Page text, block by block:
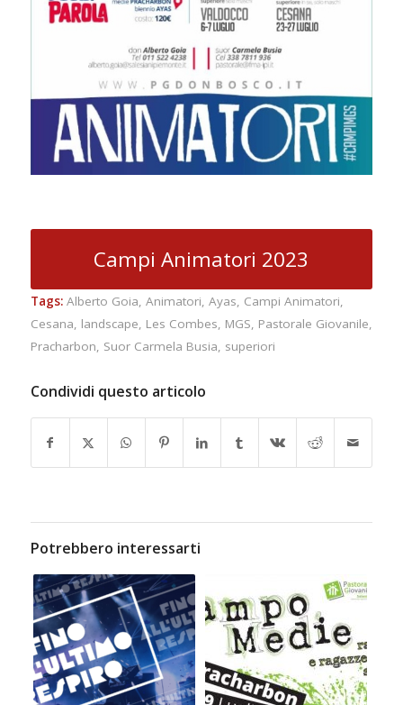
Campi Animatori 2023
Tags: Alberto Goia Animatori Ayas Campi Animatori
Cesana landscape Les Combes MGS Pastorale Giovanile
Pracharbon Suor Carmela Busia superiori
Condividi questo articolo
Potrebbero interessarti